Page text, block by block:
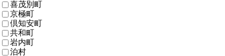
喜茂別町
京極町
倶知安町
共和町
岩内町
泊村